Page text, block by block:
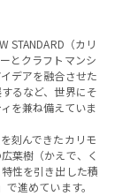
STANDARD（カリ
とクラフトマンシ
デアを融合させた
るなど、世界にそ
を兼ね備えていま
刻んできたカリモ
葉樹（かえで、く
性を引き出した積
で進めています。